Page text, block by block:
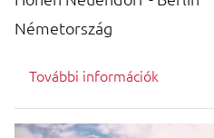
Németország
További információk